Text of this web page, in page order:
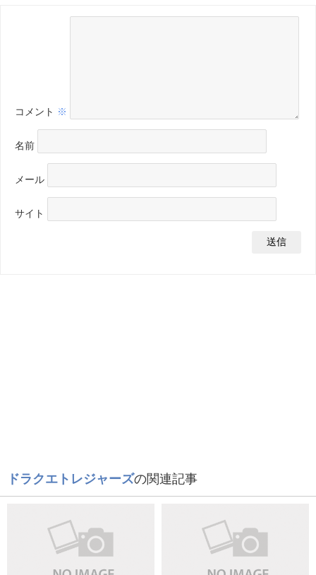
コメント ※
名前
メール
サイト
ドラクエトレジャーズの関連記事